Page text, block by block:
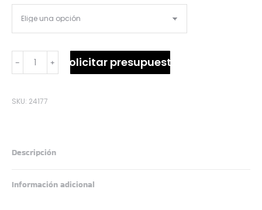
ESCALERA
AGILIDAD
4M
﹣ ﹢ Solicitar presupuesto
SKU: 24177
Descripción
Información adicional